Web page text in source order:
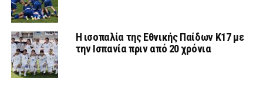
Η ισοπαλία της Εθνικής Παίδων Κ17 με
την Ισπανία πριν από 20 χρόνια